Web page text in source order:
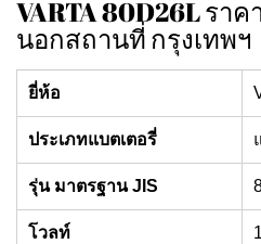
VARTA 80D26L รา
นอกสถานที่ กรุงเทพฯ
ยี่ห้อ
ประเภทแบตเตอรี่
รุ่น มาตรฐาน JIS
โวลท์